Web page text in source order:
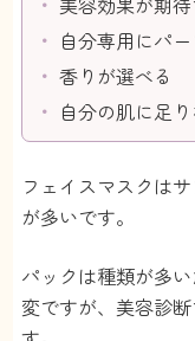
自分専用にパ
香りが選べる
自分の肌に足
フェイスマスクは
が多いです。
パックは種類が多
変ですが、美容診